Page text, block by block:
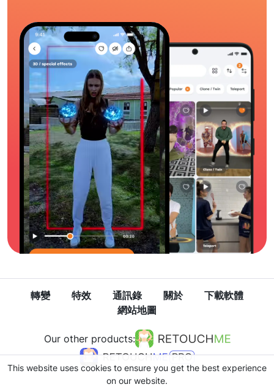
轉變 特效 通訊錄 關於
下載軟體
網站地圖
Our other products:
This website uses cookies to ensure you get the best experience
on our website.